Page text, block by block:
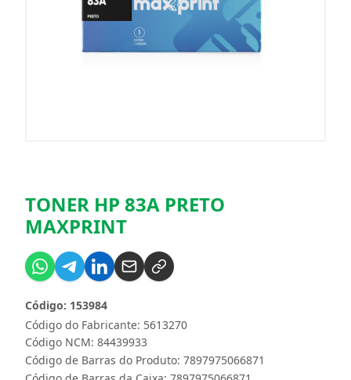
TONER HP 83A PRETO
MAXPRINT
Código do Fabricante: 5613270
Código: 153984
Código NCM: 84439933
Código de Barras do Produto: 7897975066871